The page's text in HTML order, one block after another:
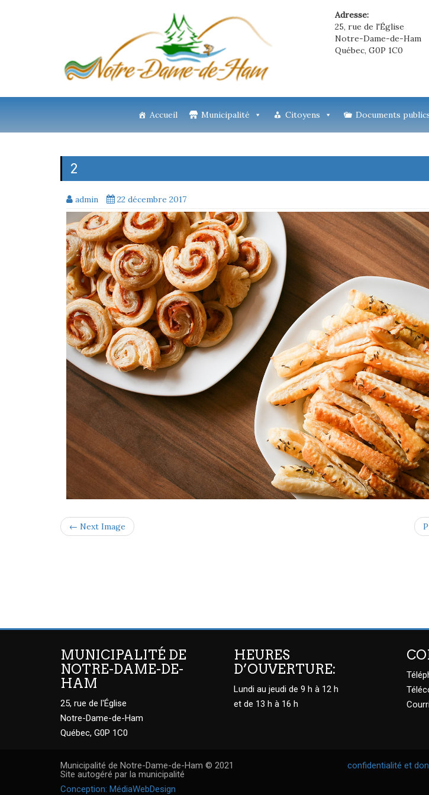
Adresse:
25, rue de l'Église
Notre-Dame-de-Ham
Québec, G0P 1C0
Accueil Municipalité Citoyens Documents
2
admin 22 décembre 2017
← Next Image
MUNICIPALITÉ DE
NOTRE-DAME-DE-
HAM
25, rue de l'Église
Notre-Dame-de-Ham
Québec, G0P 1C0
HEURES
D’OUVERTURE:
Lundi au jeudi de 9 h à 12 h
et de 13 h à 16 h
Municipalité de Notre-Dame-de-Ham © 2021
Site autogéré par la municipalité
Conception: MédiaWebDesign
confidentialité et